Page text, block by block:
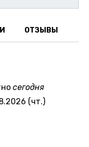
ОТЗЫВЫ
сегодня
(чт.)